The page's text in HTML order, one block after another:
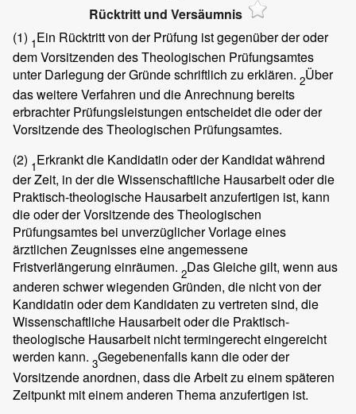
Rücktritt und Versäumnis
(1) 1Ein Rücktritt von der Prüfung ist gegenüber der oder
dem Vorsitzenden des Theologischen Prüfungsamtes
unter Darlegung der Gründe schriftlich zu erklären. 2Über
das weitere Verfahren und die Anrechnung bereits
erbrachter Prüfungsleistungen entscheidet die oder der
Vorsitzende des Theologischen Prüfungsamtes.
(2) 1Erkrankt die Kandidatin oder der Kandidat während
der Zeit, in der die Wissenschaftliche Hausarbeit oder die
Praktisch-theologische Hausarbeit anzufertigen ist, kann
die oder der Vorsitzende des Theologischen
Prüfungsamtes bei unverzüglicher Vorlage eines
ärztlichen Zeugnisses eine angemessene
Fristverlängerung einräumen. 2Das Gleiche gilt, wenn aus
anderen schwer wiegenden Gründen, die nicht von der
Kandidatin oder dem Kandidaten zu vertreten sind, die
Wissenschaftliche Hausarbeit oder die Praktisch-
theologische Hausarbeit nicht termingerecht eingereicht
werden kann. 3Gegebenenfalls kann die oder der
Vorsitzende anordnen, dass die Arbeit zu einem späteren
Zeitpunkt mit einem anderen Thema anzufertigen ist.